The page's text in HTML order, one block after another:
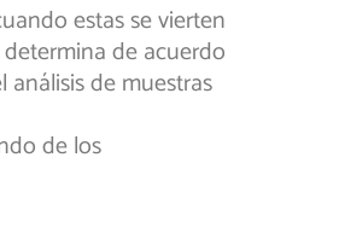
estas se vierten
de acuerdo
de muestras
de los